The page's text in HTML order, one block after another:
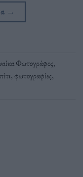
→
Φωτογράφος,
,φωτογραφίες,